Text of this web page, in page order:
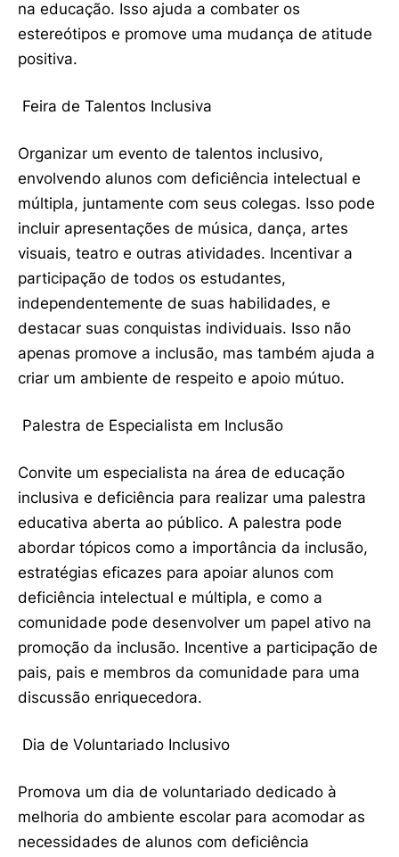
na educação. Isso ajuda a combater os
estereótipos e promove uma mudança de atitude
positiva.
Feira de Talentos Inclusiva
Organizar um evento de talentos inclusivo,
envolvendo alunos com deficiência intelectual e
múltipla, juntamente com seus colegas. Isso pode
incluir apresentações de música, dança, artes
visuais, teatro e outras atividades. Incentivar a
participação de todos os estudantes,
independentemente de suas habilidades, e
destacar suas conquistas individuais. Isso não
apenas promove a inclusão, mas também ajuda a
criar um ambiente de respeito e apoio mútuo.
Palestra de Especialista em Inclusão
Convite um especialista na área de educação
inclusiva e deficiência para realizar uma palestra
educativa aberta ao público. A palestra pode
abordar tópicos como a importância da inclusão,
estratégias eficazes para apoiar alunos com
deficiência intelectual e múltipla, e como a
comunidade pode desenvolver um papel ativo na
promoção da inclusão. Incentive a participação de
pais, pais e membros da comunidade para uma
discussão enriquecedora.
Dia de Voluntariado Inclusivo
Promova um dia de voluntariado dedicado à
melhoria do ambiente escolar para acomodar as
necessidades de alunos com deficiência